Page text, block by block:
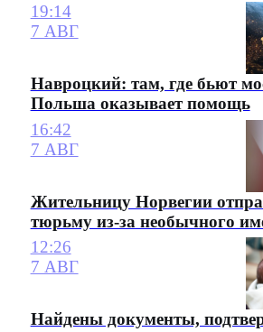
19:14
7 АВГ
Навроцкий: там, где бьют
Польша оказывает помощь
16:42
7 АВГ
Жительницу Норвегии
тюрьму из-за необычного
12:26
7 АВГ
Найдены документы,